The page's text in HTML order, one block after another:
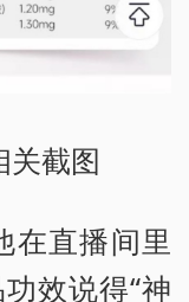
关截图
在直播间里
效说得“神